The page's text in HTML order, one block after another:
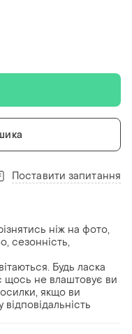
Поставити запитання
ніж на фото,
сезонність,
Будь ласка
щось не влаштовує ви
якщо ви